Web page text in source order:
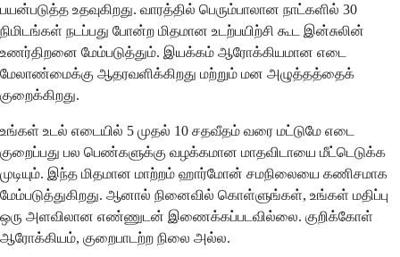
பயன்படுத்த உதவுகிறது. வாரத்தில் பெரும்பாலான நாட்களில் 30
நிமிடங்கள் நடப்பது போன்ற மிதமான உடற்பயிற்சி கூட இன்சுலின்
உணர்திறனை மேம்படுத்தும். இயக்கம் ஆரோக்கியமான எடை
மேலாண்மைக்கு ஆதரவளிக்கிறது மற்றும் மன அழுத்தத்தைக்
குறைக்கிறது.
உங்கள் உடல் எடையில் 5 முதல் 10 சதவீதம் வரை மட்டுமே எடை
குறைப்பது பல பெண்களுக்கு வழக்கமான மாதவிடாயை மீட்டெடுக்க
முடியும். இந்த மிதமான மாற்றம் ஹார்மோன் சமநிலையை கணிசமாக
மேம்படுத்துகிறது. ஆனால் நினைவில் கொள்ளுங்கள், உங்கள் மதிப்பு
ஒரு அளவிலான எண்ணுடன் இணைக்கப்படவில்லை. குறிக்கோள்
ஆரோக்கியம், குறைபாடற்ற நிலை அல்ல.